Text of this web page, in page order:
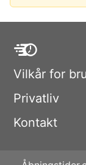
Vilkår for
Privatliv
Kontakt